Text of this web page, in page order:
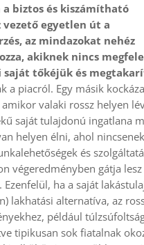
a biztos és kiszámítható
vezető egyetlen út a
az mindazokat nehéz
akiknek nincs
saját tőkéjük és
a piacról. Egy másik
amikor valaki rossz helyen
saját tulajdonú ingatlana
helyen élni, ahol nincsenek
és
végeredményben gátja lesz
ha a saját
lakhatási alternatíva, az
például
tipikusan sok fiatalnak